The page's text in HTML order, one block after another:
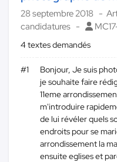
28 septembre 2018
candidatures
4 textes demandés
#1
Bonjour, Je suis
je souhaite faire
11eme
m'introduire
de lui révéler quels
endroits pour se
arrondissement la
ensuite eglises et